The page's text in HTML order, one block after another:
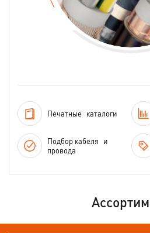
Печатные каталоги
Подбор кабеля и
провода